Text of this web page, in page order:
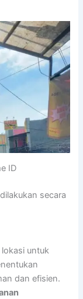
ID
secara
untuk
dan efisien.